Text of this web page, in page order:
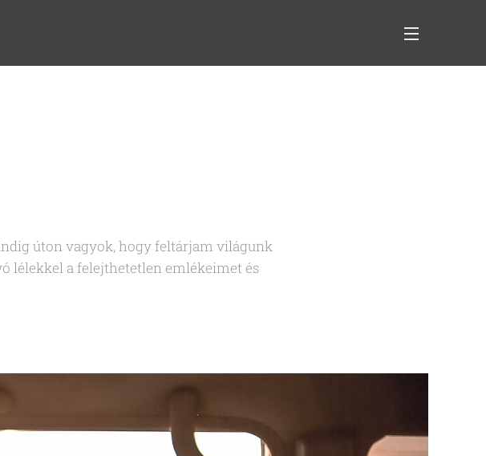
úton vagyok, hogy feltárjam világunk
lélekkel a felejthetetlen emlékeimet és